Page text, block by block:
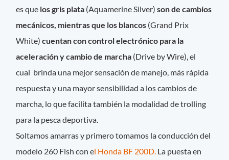
es que los gris plata (Aquamerine Silver)son de cambios
mecánicos, mientras que los blancos (Grand Prix
White)cuentan con control electrónico para la
aceleración y cambio de marcha (Drive by Wire), el
cual brinda una mejor sensación de manejo, más rápida
respuesta y una mayor sensibilidad a los cambios de
marcha, lo que facilita también la modalidad de trolling
para la pesca deportiva.
Soltamos amarras y primero tomamos la conducción del
modelo 260 Fish con el Honda BF 200D. La puesta en